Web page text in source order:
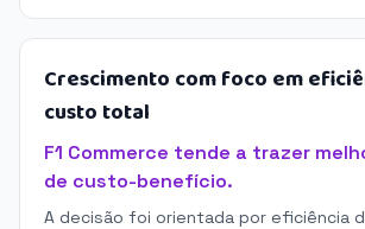
Crescimento com foco em
custo total
F1 Commerce tende a trazer
de custo-benefício.
A decisão foi orientada por eficiência